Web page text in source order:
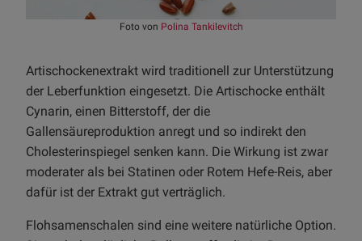
Foto von Polina Tankilevitch
Artischockenextrakt wird traditionell zur Unterstützung
der Leberfunktion eingesetzt. Die Artischocke enthält
Cynarin, einen Bitterstoff, der die
Gallensäureproduktion anregt und so indirekt den
Cholesterinspiegel senken kann. Die Wirkung ist zwar
moderater als bei Statinen oder Rotem Hefe-Reis, aber
dafür ist der Extrakt gut verträglich.
Flohsamenschalen sind eine weitere natürliche Option.